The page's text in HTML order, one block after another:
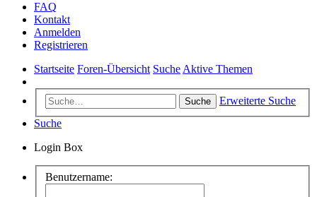
FAQ
Kontakt
Anmelden
Registrieren
Startseite Foren-Übersicht SucheAktive Themen
Suche
Erweiterte Suche
Suche
Login Box
Benutzername: